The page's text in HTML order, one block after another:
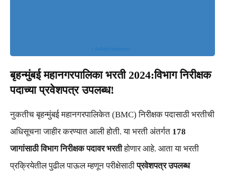
- Advertisement -
बृहन्मुंबई महानगरपालिका भरती 2024:विभाग निरीक्षक
पदाच्या प्रवेशपत्र उपलब्ध!
नुकतीच बृहन्मुंबई महानगरपालिकेत (BMC) निरीक्षक पदासाठी भरतीची
अधिसूचना जाहीर करण्यात आली होती. या भरती अंतर्गत 178
जागांसाठी विभाग निरीक्षक पदावर भरतीहोणार आहे. आता या भरती
प्रक्रियेतील पुढील पाऊल म्हणून परीक्षेसाठीप्रवेशपत्र उपलब्ध